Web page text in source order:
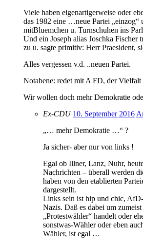
Viele haben eigenartigerweise oder
das 1982 eine …neue Partei „einzog“
mitBluemchen u. Turnschuhen ins
Und ein Joseph alias Joschka Fischer
zu u. sagte primitiv: Herr Praesident,
Alles vergessen v.d. ..neuen Partei.
Notabene: redet mit A FD, der
Wir wollen doch mehr Demokratie
Ex-CDU 10. September 2016
„… mehr Demokratie …“ ?
Ja sicher- aber nur von links !
Egal ob Illner, Lanz, Nuhr,
Nachrichten – überall werden
haben von den etablierten
dargestellt.
Links sein ist hip und chic,
Nazis. Daß es dabei um
„Protestwähler“ handelt oder
sonstwas-Wähler oder eben
Wähler, ist egal …